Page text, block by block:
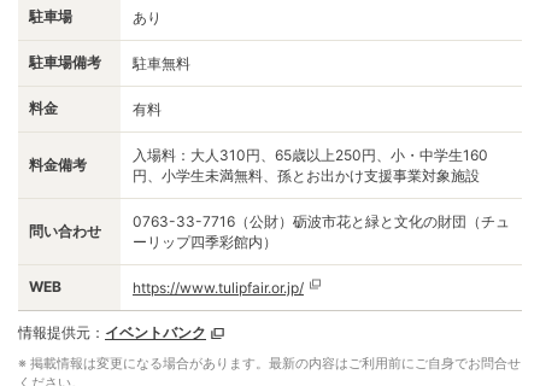
駐車場 あり
駐車場備考 駐車無料
料金 有料
料金備考
入場料：大人310円、65歳以上250円、小・中学生160
円、小学生未満無料、孫とお出かけ支援事業対象施設
問い合わせ
0763-33-7716（公財）砺波市花と緑と文化の財団（チュ
ーリップ四季彩館内）
WEB https://www.tulipfair.or.jp/
情報提供元： イベントバンク
※ 掲載情報は変更になる場合があります。最新の内容はご利用前にご自身でお問合せ
ください。